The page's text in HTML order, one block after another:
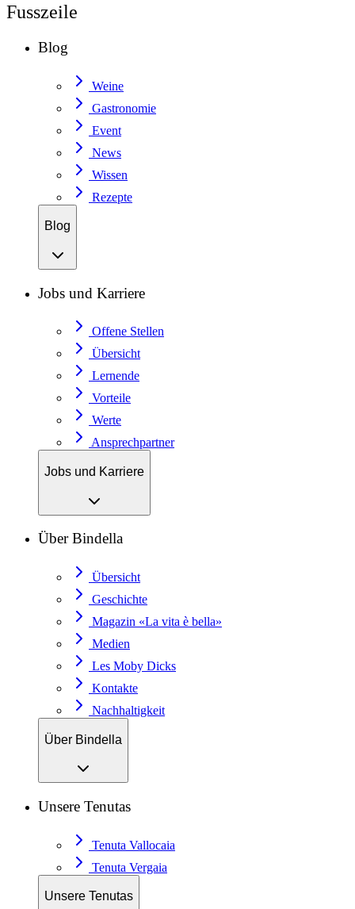
Fusszeile
Blog
Weine
Gastronomie
Event
News
Wissen
Rezepte
Blog
Jobs und Karriere
Offene Stellen
Übersicht
Lernende
Vorteile
Werte
Ansprechpartner
Jobs und Karriere
Über Bindella
Übersicht
Geschichte
Magazin «La vita è bella»
Medien
Les Moby Dicks
Kontakte
Nachhaltigkeit
Über Bindella
Unsere Tenutas
Tenuta Vallocaia
Tenuta Vergaia
Unsere Tenutas